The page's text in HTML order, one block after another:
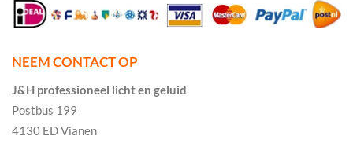
NEEM CONTACT OP
J&H professioneel licht en geluid
Postbus 199
4130 ED Vianen